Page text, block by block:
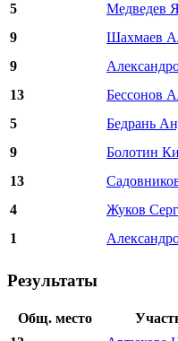
5
Медведев
9
Шахмаев
9
13
Бессонов
5
Бедрань
9
Болотин
13
4
Жуков
1
Результаты
Общ. место